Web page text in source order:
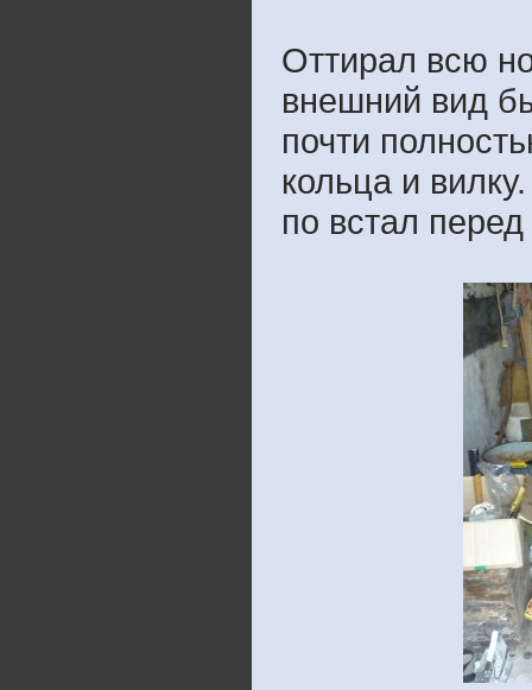
Оттирал всю
внешний вид
почти
кольца и
по встал